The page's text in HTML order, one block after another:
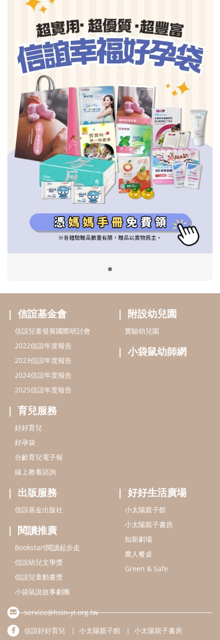
信誼基金會
2022信誼年度報告
2023信誼年度報告
2024信誼年度報告
好孕袋
分齡育兒電子報
線上教養諮詢
附設幼兒園
小袋鼠幼師網
出版服務
信誼基金出版社
閱讀推廣
Bookstart閱讀起步走
信誼幼兒文學獎
信誼兒童動畫獎
小袋鼠說故事劇團
service@hsin-yi.org.tw
信誼好好育兒
小太陽親子書房
(02)2396-5305轉2345 (週一～週五 9:00～18:00)
認識信誼 合作洽談 智慧財產權聲明
本網站建議使用IE9(含以上)或 Google Chrome 版本瀏覽器
信誼基金會/上誼文化實業股份有限公司 版權所有 ©